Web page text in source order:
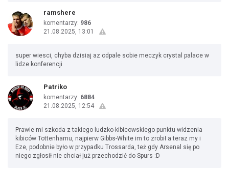
ramshere
komentarzy: 986
21.08.2025, 13:01
super wiesci, chyba dzisiaj az odpale sobie meczyk crystal palace w
lidze konferencji
Patriko
komentarzy: 6884
21.08.2025, 12:54
Prawie mi szkoda z takiego ludzko-kibicowskiego punktu widzenia
kibiców Tottenhamu, najpierw Gibbs-White im to zrobił a teraz my i
Eze, podobnie było w przypadku Trossarda, też gdy Arsenal się po
niego zgłosił nie chciał już przechodzić do Spurs :D